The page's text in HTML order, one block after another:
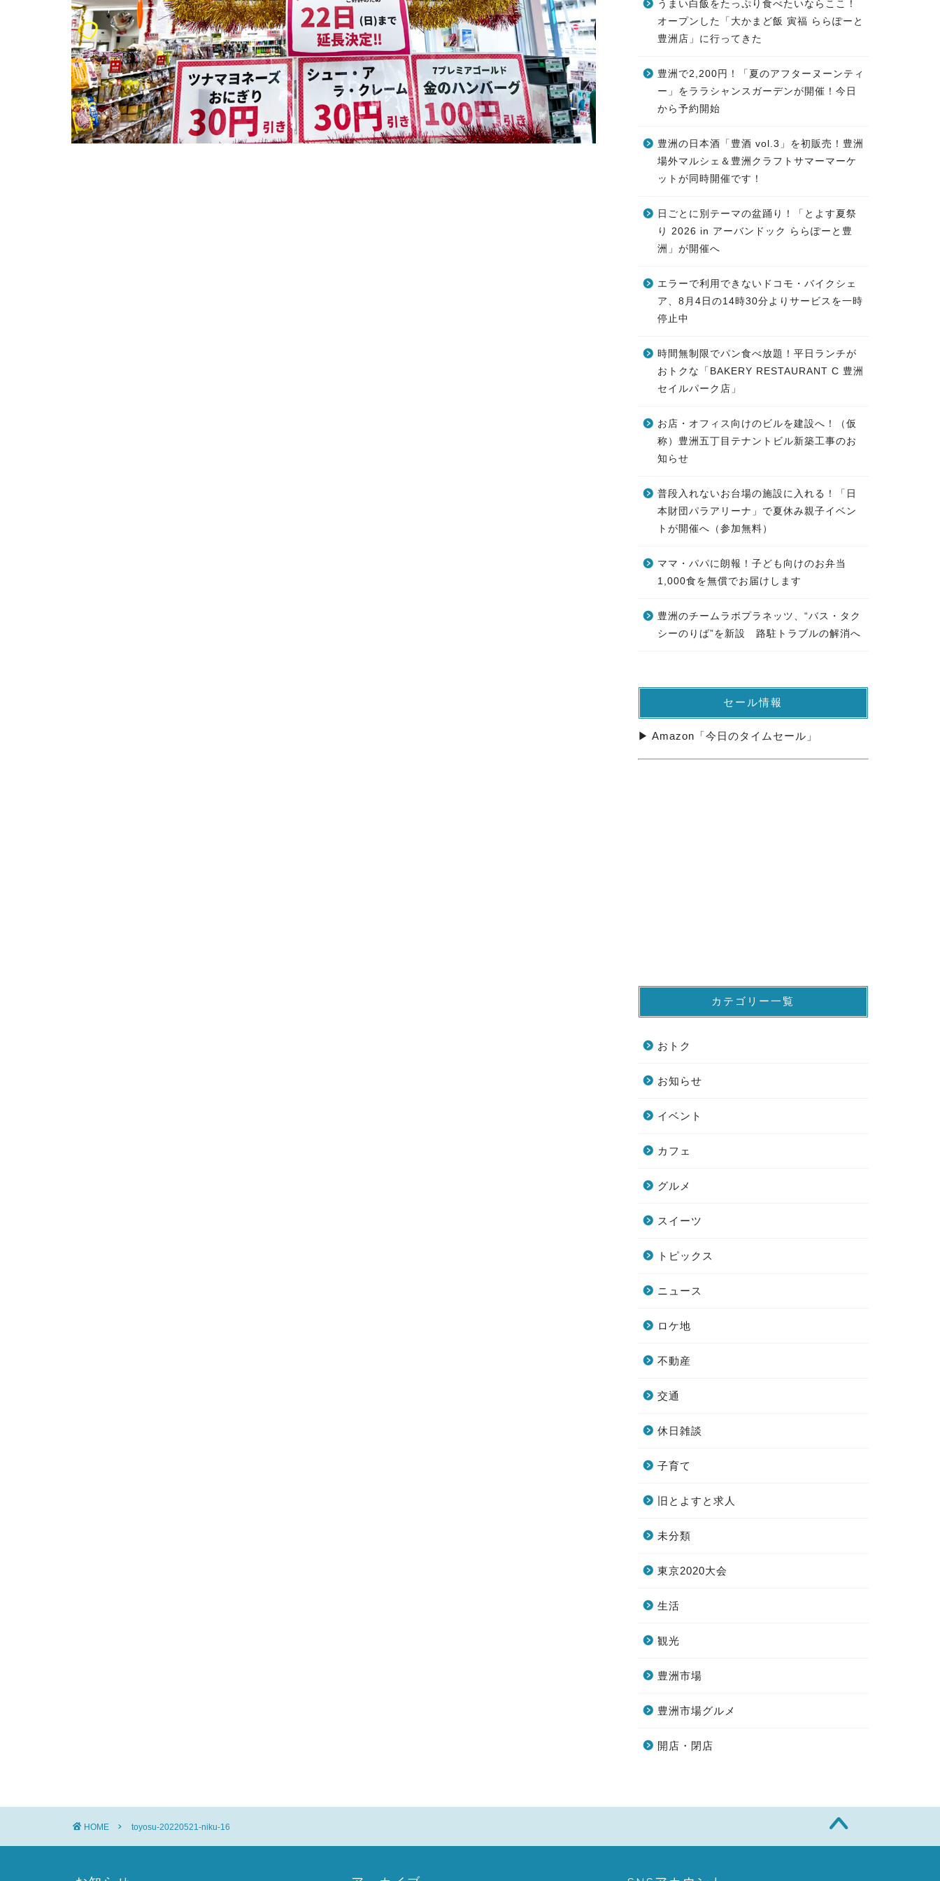
うまい白飯をたっぷり食べたいならここ！
オープンした「大かまど飯 寅福 ららぽーと
豊洲店」に行ってきた
豊洲で2,200円！「夏のアフターヌーンティ
ー」をララシャンスガーデンが開催！今日
から予約開始
豊洲の日本酒「豊酒 vol.3」を初販売！豊洲
場外マルシェ＆豊洲クラフトサマーマーケ
ットが同時開催です！
日ごとに別テーマの盆踊り！「とよす夏祭
り 2026 in アーバンドック ららぽーと豊
洲」が開催へ
エラーで利用できないドコモ・バイクシェ
ア、8月4日の14時30分よりサービスを一時
停止中
時間無制限でパン食べ放題！平日ランチが
おトクな「BAKERY RESTAURANT C 豊洲
セイルパーク店」
お店・オフィス向けのビルを建設へ！（仮
称）豊洲五丁目テナントビル新築工事のお
知らせ
普段入れないお台場の施設に入れる！「日
本財団パラアリーナ」で夏休み親子イベン
トが開催へ（参加無料）
ママ・パパに朗報！子ども向けのお弁当
1,000食を無償でお届けします
豊洲のチームラボプラネッツ、“バス・タク
シーのりば”を新設 路駐トラブルの解消へ
セール情報
▶ Amazon「今日のタイムセール」
カテゴリー一覧
おトク
お知らせ
イベント
カフェ
グルメ
スイーツ
トピックス
ニュース
ロケ地
不動産
交通
休日雑談
子育て
旧とよすと求人
未分類
東京2020大会
生活
観光
豊洲市場
豊洲市場グルメ
開店・閉店
HOME toyosu-20220521-niku-16